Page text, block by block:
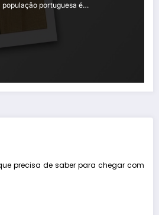
população portuguesa é…
precisa de saber para chegar com